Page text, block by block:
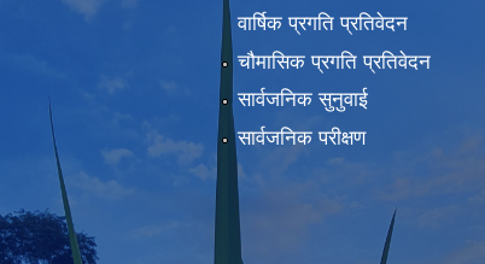
वार्षिक प्रगति प्रतिवेदन
चौमासिक प्रगति प्रतिवेदन
सार्वजनिक सुनुवाई
सार्वजनिक परीक्षण